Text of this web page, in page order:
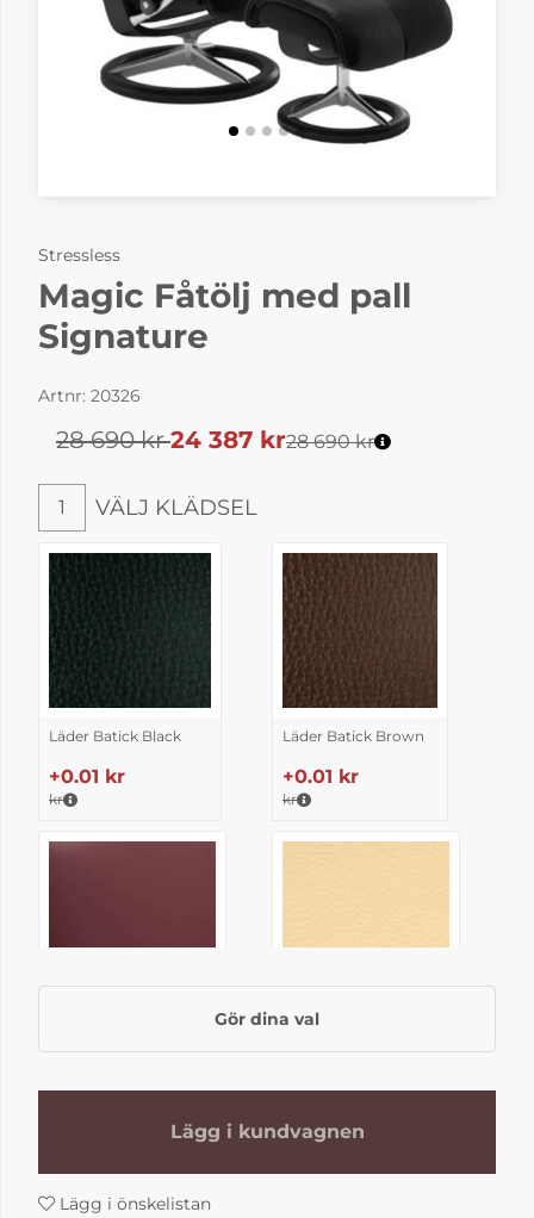
Stressless
Magic Fåtölj med pall
Signature
Artnr: 20326
28 690kr 24 387 kr28 690 kr
1 VÄLJ KLÄDSEL
Läder Batick Black
+0.01 kr
kr
Läder Batick Brown
+0.01 kr
kr
Läder Batick Cream
kr
Gör dina val
Lägg i kundvagnen
Lägg i önskelistan